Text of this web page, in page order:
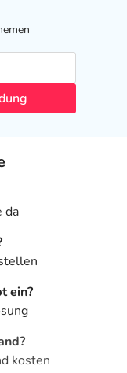
da
ein?
kosten